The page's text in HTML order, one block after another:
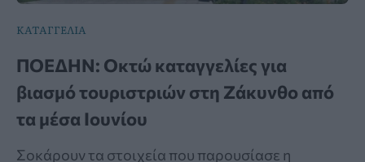
ΚΑΤΑΓΓΕΛΙΑ
ΠΟΕΔΗΝ: Οκτώ καταγγελίες για
βιασμό τουριστριών στη Ζάκυνθο από
τα μέσα Ιουνίου
Σοκάρουν τα στοιχεία που παρουσίασε η